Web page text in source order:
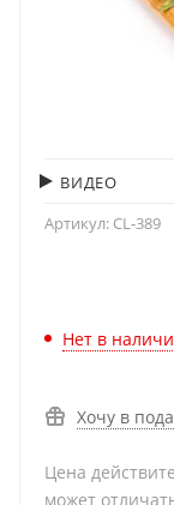
ВИДЕО
Артикул: CL-389
Нет в
Хочу в
Цена
может